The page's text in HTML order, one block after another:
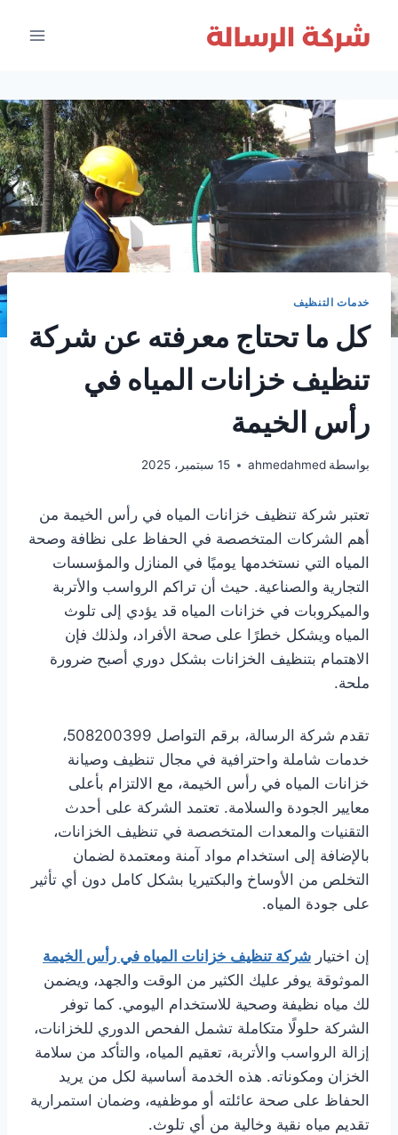
خدمات التنظيف
كل ما تحتاج معرفته عن شركة
تنظيف خزانات المياه في
رأس الخيمة
بواسطة ahmedahmed 15 سبتمبر، 2025
تعتبر شركة تنظيف خزانات المياه في رأس الخيمة من
أهم الشركات المتخصصة في الحفاظ على نظافة وصحة
المياه التي نستخدمها يوميًا في المنازل والمؤسسات
التجارية والصناعية. حيث أن تراكم الرواسب والأتربة
والميكروبات في خزانات المياه قد يؤدي إلى تلوث
المياه ويشكل خطرًا على صحة الأفراد، ولذلك فإن
الاهتمام بتنظيف الخزانات بشكل دوري أصبح ضرورة
ملحة.
تقدم شركة الرسالة، برقم التواصل 508200399،
خدمات شاملة واحترافية في مجال تنظيف وصيانة
خزانات المياه في رأس الخيمة، مع الالتزام بأعلى
معايير الجودة والسلامة. تعتمد الشركة على أحدث
التقنيات والمعدات المتخصصة في تنظيف الخزانات،
بالإضافة إلى استخدام مواد آمنة ومعتمدة لضمان
التخلص من الأوساخ والبكتيريا بشكل كامل دون أي تأثير
على جودة المياه.
إن اختيار شركة تنظيف خزانات المياه في رأس الخيمة
الموثوقة يوفر عليك الكثير من الوقت والجهد، ويضمن
لك مياه نظيفة وصحية للاستخدام اليومي. كما توفر
الشركة حلولًا متكاملة تشمل الفحص الدوري للخزانات،
إزالة الرواسب والأتربة، تعقيم المياه، والتأكد من سلامة
الخزان ومكوناته. هذه الخدمة أساسية لكل من يريد
الحفاظ على صحة عائلته أو موظفيه، وضمان استمرارية
تقديم مياه نقية وخالية من أي تلوث.